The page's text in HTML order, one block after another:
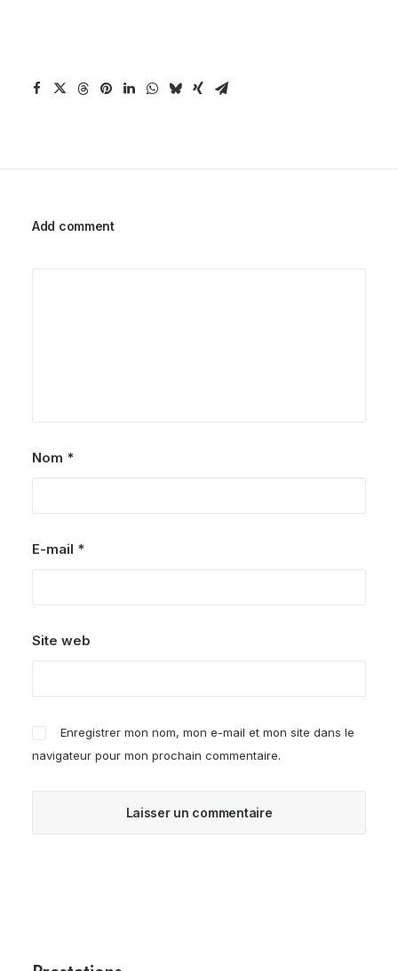
Add comment
Nom *
E-mail *
Site web
Enregistrer mon nom, mon e-mail et mon site dans le
navigateur pour mon prochain commentaire.